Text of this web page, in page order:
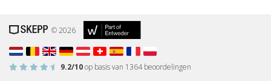
© 2026
9.2/10op basis van 1364beoordelingen